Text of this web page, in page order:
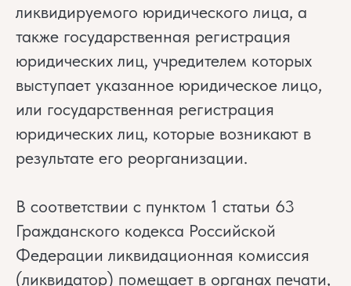
ликвидируемого юридического лица, а
также государственная регистрация
юридических лиц, учредителем которых
выступает указанное юридическое лицо,
или государственная регистрация
юридических лиц, которые возникают в
результате его реорганизации.
В соответствии с пунктом 1 статьи 63
Гражданского кодекса Российской
Федерации ликвидационная комиссия
(ликвидатор) помещает в органах печати,